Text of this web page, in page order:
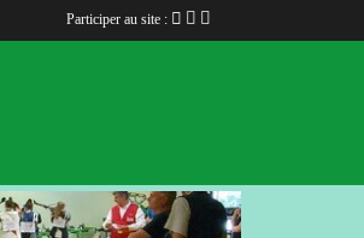
Participer au site :